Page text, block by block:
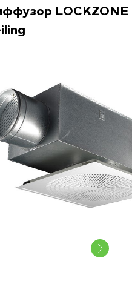
LOCKZONE